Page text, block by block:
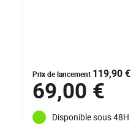
Prix de lancement 119,90 €
69,00 €
Disponible sous 48H